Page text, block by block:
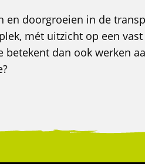
opleidingen
Force
vragen
Professionals
voor professionals
en doorgroeien in de
mét uitzicht op een
betekent dan ook werken